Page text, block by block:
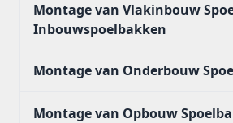
Montage van Vlakinbouw
Inbouwspoelbakken
Montage van Onderbouw
Montage van Opbouw